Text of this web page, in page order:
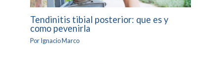
Tendinitis tibial posterior: que es y
como pevenirla
PorIgnacio Marco